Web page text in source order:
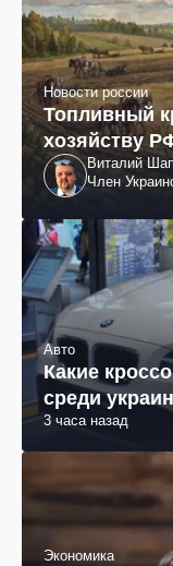
Новости россии
Топливный
хозяйству
Виталий
Член
Авто
Какие
среди
3 часа назад
Экономика